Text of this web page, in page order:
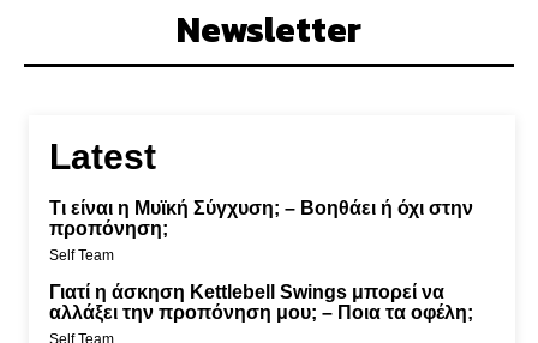
Newsletter
Latest
Τι είναι η Μυϊκή Σύγχυση; – Βοηθάει ή όχι στην
προπόνηση;
Self Team
Γιατί η άσκηση Kettlebell Swings μπορεί να
αλλάξει την προπόνηση μου; – Ποια τα οφέλη;
Self Team